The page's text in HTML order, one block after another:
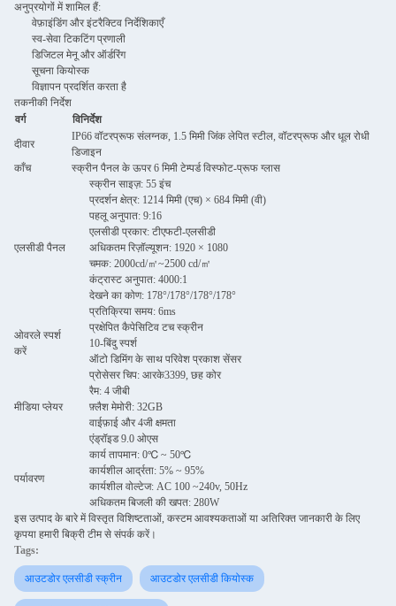
अनुप्रयोगों में शामिल हैं:
वेफ़ाइंडिंग और इंटरैक्टिव निर्देशिकाएँ
स्व-सेवा टिकटिंग प्रणाली
डिजिटल मेनू और ऑर्डरिंग
सूचना कियोस्क
विज्ञापन प्रदर्शित करता है
तकनीकी निर्देश
वर्ग
विनिर्देश
दीवार
IP66 वॉटरप्रूफ संलग्नक, 1.5 मिमी जिंक लेपित स्टील, वॉटरप्रूफ और धूल रोधी
डिजाइन
काँच
स्क्रीन पैनल के ऊपर 6 मिमी टेम्पर्ड विस्फोट-प्रूफ ग्लास
एलसीडी पैनल
स्क्रीन साइज़: 55 इंच
प्रदर्शन क्षेत्र: 1214 मिमी (एच) × 684 मिमी (वी)
पहलू अनुपात: 9:16
एलसीडी प्रकार: टीएफटी-एलसीडी
अधिकतम रिज़ॉल्यूशन: 1920 × 1080
चमक: 2000cd/㎡~2500 cd/㎡
कंट्रास्ट अनुपात: 4000:1
देखने का कोण: 178°/178°/178°/178°
प्रतिक्रिया समय: 6ms
ओवरले स्पर्श
करें
प्रक्षेपित कैपेसिटिव टच स्क्रीन
10-बिंदु स्पर्श
ऑटो डिमिंग के साथ परिवेश प्रकाश सेंसर
मीडिया प्लेयर
प्रोसेसर चिप: आरके3399, छह कोर
रैम: 4 जीबी
फ़्लैश मेमोरी: 32GB
वाईफ़ाई और 4जी क्षमता
एंड्रॉइड 9.0 ओएस
पर्यावरण
कार्य तापमान: 0℃ ~ 50℃
कार्यशील आर्द्रता: 5% ~ 95%
कार्यशील वोल्टेज: AC 100 ~240v, 50Hz
अधिकतम बिजली की खपत: 280W
इस उत्पाद के बारे में विस्तृत विशिष्टताओं, कस्टम आवश्यकताओं या अतिरिक्त जानकारी के लिए
कृपया हमारी बिक्री टीम से संपर्क करें।
Tags:
आउटडोर एलसीडी स्क्रीन आउटडोर एलसीडी कियोस्क